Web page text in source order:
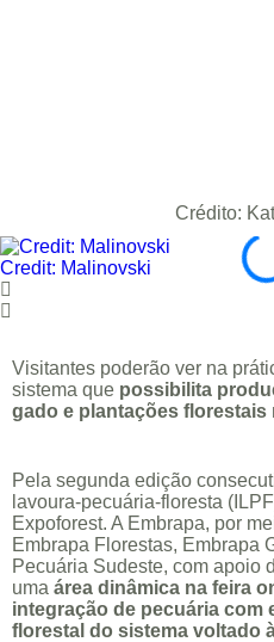
Crédito:
Credit: Malinovski
Visitantes poderão ver na
sistema que possibilita
gado e plantações florestais
Pela segunda edição
lavoura-pecuária-floresta
Expoforest. A Embrapa, por
Embrapa Florestas, Embrapa
Pecuária Sudeste, com apoio
uma área dinâmica na feira
integração de pecuária com
florestal do sistema voltado